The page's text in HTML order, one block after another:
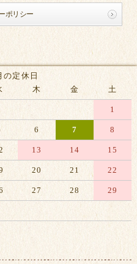
ポリシー
の定休日
木 金 土
1
6 7 8
13 14 15
20 21 22
27 28 29